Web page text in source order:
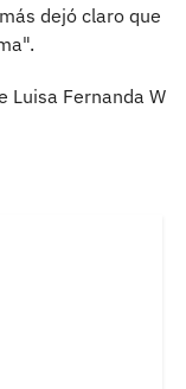
dejó claro que
Luisa Fernanda W